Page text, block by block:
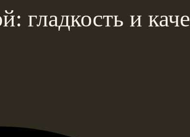
гладкость и